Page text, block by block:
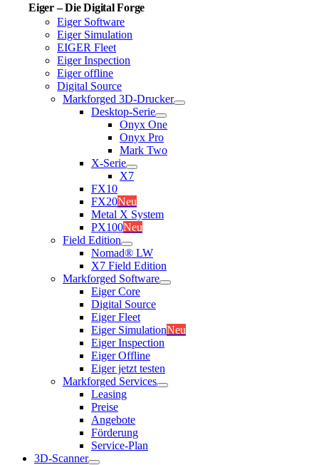
Eiger – Die Digital Forge
Eiger Software
Eiger Simulation
EIGER Fleet
Eiger Inspection
Eiger offline
Digital Source
Markforged 3D-Drucker
Desktop-Serie
Onyx One
Onyx Pro
Mark Two
X-Serie
X7
FX10
FX20Neu
Metal X System
PX100Neu
Field Edition
Nomad® LW
X7 Field Edition
Markforged Software
Eiger Core
Digital Source
Eiger Fleet
Eiger SimulationNeu
Eiger Inspection
Eiger Offline
Eiger jetzt testen
Markforged Services
Leasing
Preise
Angebote
Förderung
Service-Plan
3D-Scanner